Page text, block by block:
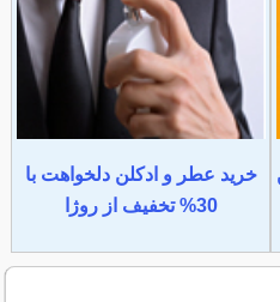
خرید عطر و ادکلن دلخواهت با
30% تخفیف از روژا